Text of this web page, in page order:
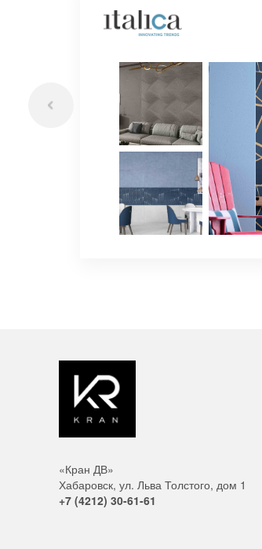
«Кран ДВ»
Хабаровск, ул. Льва Толстого, дом 1
+7 (4212) 30-61-61